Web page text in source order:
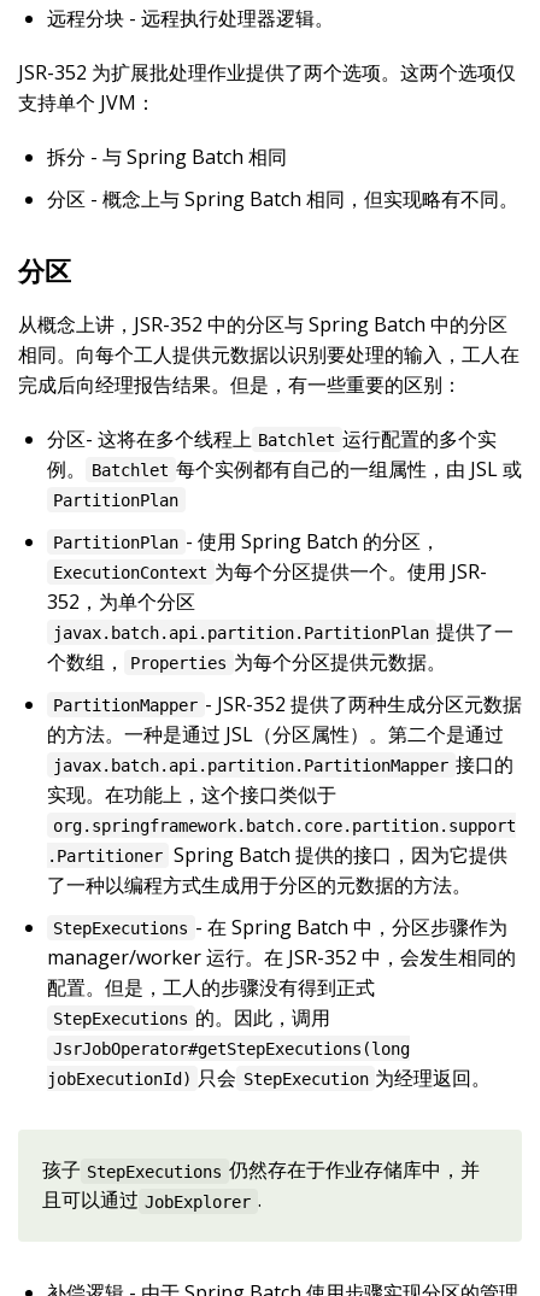
远程分块 - 远程执行处理器逻辑。
JSR-352 为扩展批处理作业提供了两个选项。这两个选项仅
支持单个 JVM：
拆分 - 与 Spring Batch 相同
分区 - 概念上与 Spring Batch 相同，但实现略有不同。
分区
从概念上讲，JSR-352 中的分区与 Spring Batch 中的分区
相同。向每个工人提供元数据以识别要处理的输入，工人在
完成后向经理报告结果。但是，有一些重要的区别：
分区- 这将在多个线程上 Batchlet 运行配置的多个实
例。
Batchlet 每个实例都有自己的一组属性，由 JSL 或
PartitionPlan
PartitionPlan - 使用 Spring Batch 的分区，
ExecutionContext 为每个分区提供一个。使用 JSR-
352，为单个分区
javax.batch.api.partition.PartitionPlan 提供了一
个数组，
Properties 为每个分区提供元数据。
PartitionMapper - JSR-352 提供了两种生成分区元数据
的方法。一种是通过 JSL（分区属性）。第二个是通过
javax.batch.api.partition.PartitionMapper 接口的
实现。在功能上，这个接口类似于
org.springframework.batch.core.partition.support
.Partitioner Spring Batch 提供的接口，因为它提供
了一种以编程方式生成用于分区的元数据的方法。
StepExecutions - 在 Spring Batch 中，分区步骤作为
manager/worker 运行。在 JSR-352 中，会发生相同的
配置。但是，工人的步骤没有得到正式
StepExecutions 的。因此，调用
JsrJobOperator#getStepExecutions(long
jobExecutionId) 只会 StepExecution 为经理返回。
孩子 StepExecutions 仍然存在于作业存储库中，并
且可以通过 JobExplorer .